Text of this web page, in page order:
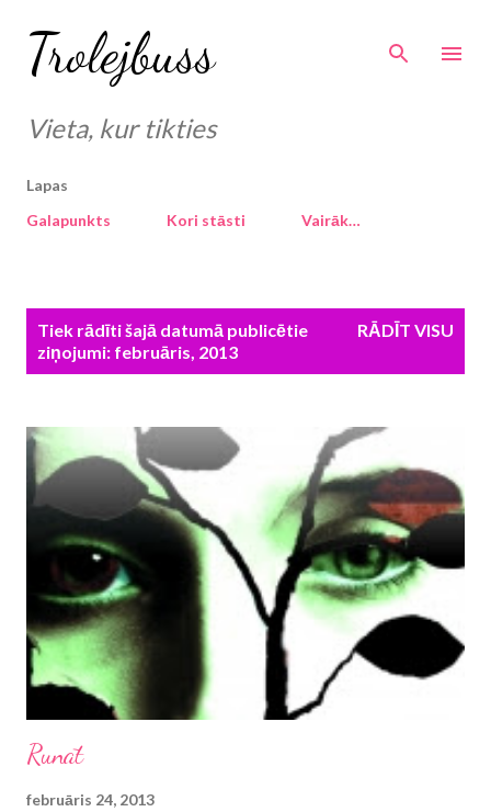
Trolejbuss
Vieta, kur tikties
Lapas
Galapunkts
Kori stāsti Vairāk…
Tiek rādīti šajā datumā publicētie
ziņojumi: februāris, 2013
RĀDĪT VISU
Runāt
februāris 24, 2013